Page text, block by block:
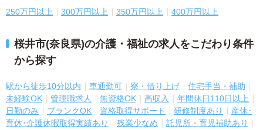
250万円以上 300万円以上 350万円以上 400万円以上
桜井市(奈良県)の介護・福祉の求人をこだわり条件
から探す
駅から徒歩10分以内 車通勤可 寮・借り上げ
住宅手当・補助
未経験OK
管理職求人 無資格OK 高収入
年間休日110日以上
日勤のみ
ブランクOK 資格取得サポート 研修制度あり
産休･
育休･介護休暇取得実績あり
残業少なめ
託児所・育児補助あり